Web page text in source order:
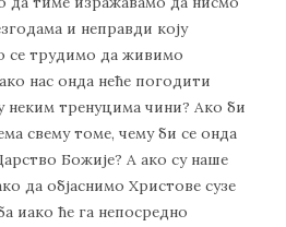
и неправди коју
се трудимо да живимо
нас онда неће погодити
неким тренуцима чини? Ако би
свему томе, чему би се онда
Божије? А ако су наше
да објаснимо Христове сузе
иако ће га непосредно